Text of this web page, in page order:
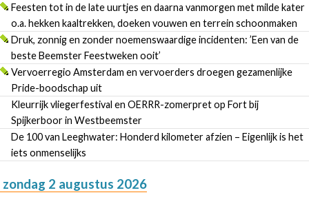
Feesten tot in de late uurtjes en daarna vanmorgen met milde kater
o.a. hekken kaaltrekken, doeken vouwen en terrein schoonmaken
Druk, zonnig en zonder noemenswaardige incidenten: ’Een van de
beste Beemster Feestweken ooit’
Vervoerregio Amsterdam en vervoerders droegen gezamenlijke
Pride-boodschap uit
Kleurrijk vliegerfestival en OERRR-zomerpret op Fort bij
Spijkerboor in Westbeemster
De 100 van Leeghwater: Honderd kilometer afzien – Eigenlijk is het
iets onmenselijks
zondag 2 augustus 2026